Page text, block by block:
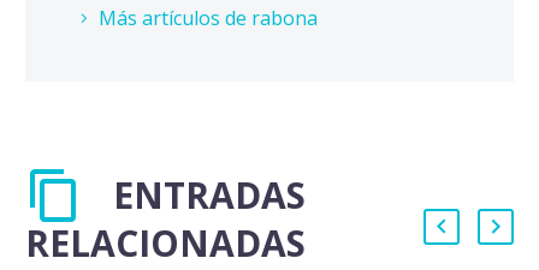
Más artículos de rabona
ENTRADAS
RELACIONADAS